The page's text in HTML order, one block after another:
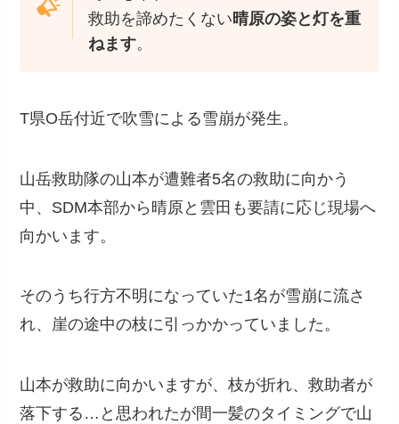
救助を諦めたくない晴原の姿と灯を重
ねます。
T県O岳付近で吹雪による雪崩が発生。
山岳救助隊の山本が遭難者5名の救助に向かう
中、SDM本部から晴原と雲田も要請に応じ現場へ
向かいます。
そのうち行方不明になっていた1名が雪崩に流さ
れ、崖の途中の枝に引っかかっていました。
山本が救助に向かいますが、枝が折れ、救助者が
落下する…と思われたが間一髪のタイミングで山